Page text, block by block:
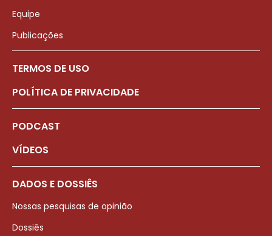
Equipe
Publicações
TERMOS DE USO
POLÍTICA DE PRIVACIDADE
PODCAST
VÍDEOS
DADOS E DOSSIÊS
Nossas pesquisas de opinião
Dossiês